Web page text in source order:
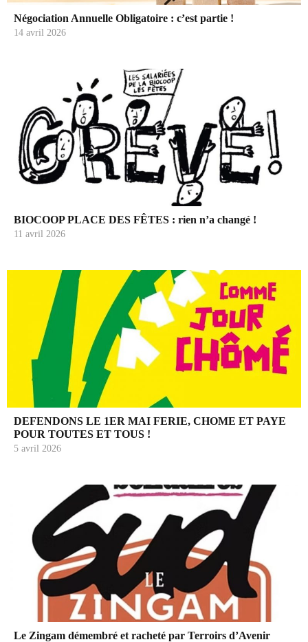
Négociation Annuelle Obligatoire : c’est partie !
14 avril 2026
BIOCOOP PLACE DES FÊTES : rien n’a changé !
11 avril 2026
DEFENDONS LE 1ER MAI FERIE, CHOME ET PAYE
POUR TOUTES ET TOUS !
5 avril 2026
Le Zingam démembré et racheté par Terroirs d’Avenir